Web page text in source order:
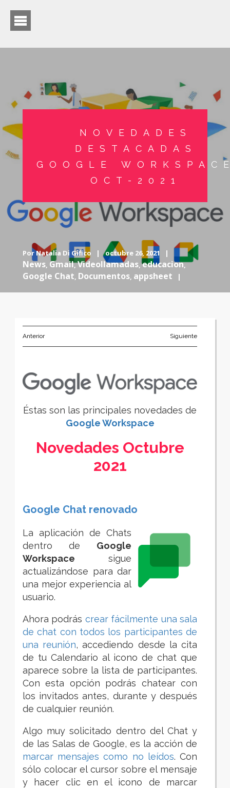
NOVEDADES
DESTACADAS
GOOGLE
OCT-2021
PorNatalia Di Gifico | octubre 26, 2021 |
News, Gmail,Videollamadas,educacion,
Google Chat, Documentos, appsheet |
Anterior Siguiente
Éstas son las principales novedades de
Google Workspace
Novedades Octubre
2021
Google Chat renovado
La aplicación de Chats
dentro de Google
Workspace sigue
actualizándose para dar
una mejor experiencia al
usuario.
Ahora podrás crear fácilmente una sala
de chat con todos los participantes de
una reunión, accediendo desde la cita
de tu Calendario al icono de chat que
aparece sobre la lista de participantes.
Con esta opción podrás chatear con
los invitados antes, durante y después
de cualquier reunión.
Algo muy solicitado dentro del Chat y
de las Salas de Google, es la acción de
marcar mensajes como no leídos. Con
sólo colocar el cursor sobre el mensaje
y hacer clic en el icono de marcar